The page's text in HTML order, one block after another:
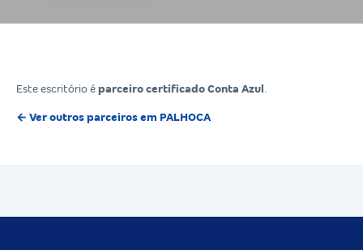
Este escritório é parceiro certificado Conta Azul
← Ver outros parceiros em PALHOCA